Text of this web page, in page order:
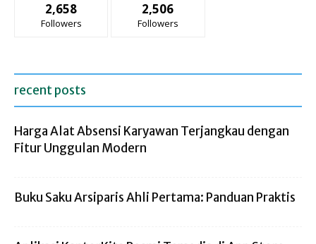
2,658
Followers
2,506
Followers
recent posts
Harga Alat Absensi Karyawan Terjangkau dengan
Fitur Unggulan Modern
Buku Saku Arsiparis Ahli Pertama: Panduan Praktis